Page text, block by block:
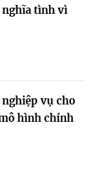
nghĩa tình vì
vụ cho
hình chính